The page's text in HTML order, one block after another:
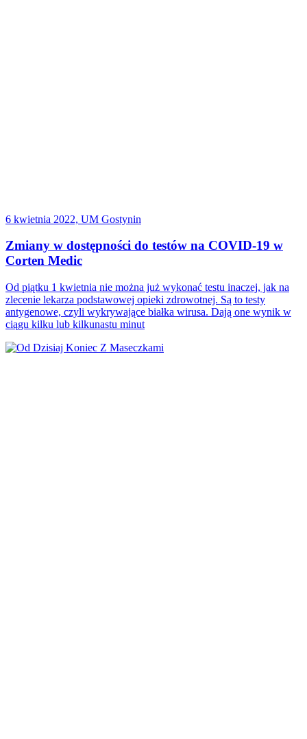
6 kwietnia 2022, UM Gostynin
Zmiany w dostępności do testów na COVID-19 w
Corten Medic
Od piątku 1 kwietnia nie można już wykonać testu inaczej, jak na
zlecenie lekarza podstawowej opieki zdrowotnej. Są to testy
antygenowe, czyli wykrywające białka wirusa. Dają one wynik w
ciągu kilku lub kilkunastu minut